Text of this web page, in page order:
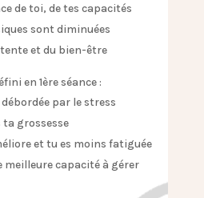
de toi, de tes capacités
sont diminuées
et du bien-être
en 1ère séance :
par le stress
grossesse
et tu es moins fatiguée
meilleure capacité à gérer